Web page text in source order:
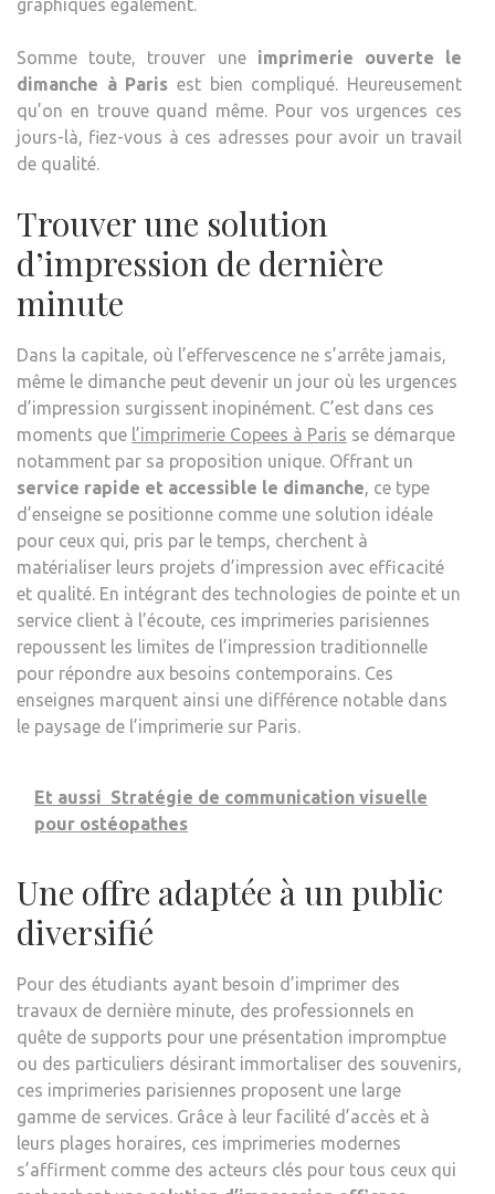
graphiques également.
Somme toute, trouver une imprimerie ouverte le
dimanche à Paris est bien compliqué. Heureusement
qu’on en trouve quand même. Pour vos urgences ces
jours-là, fiez-vous à ces adresses pour avoir un travail
de qualité.
Trouver une solution
d’impression de dernière
minute
Dans la capitale, où l’effervescence ne s’arrête jamais,
même le dimanche peut devenir un jour où les urgences
d’impression surgissent inopinément. C’est dans ces
moments que l’imprimerie Copees à Paris se démarque
notamment par sa proposition unique. Offrant un
service rapide et accessible le dimanche, ce type
d’enseigne se positionne comme une solution idéale
pour ceux qui, pris par le temps, cherchent à
matérialiser leurs projets d’impression avec efficacité
et qualité. En intégrant des technologies de pointe et un
service client à l’écoute, ces imprimeries parisiennes
repoussent les limites de l’impression traditionnelle
pour répondre aux besoins contemporains. Ces
enseignes marquent ainsi une différence notable dans
le paysage de l’imprimerie sur Paris.
Et aussi Stratégie de communication visuelle
pour ostéopathes
Une offre adaptée à un public
diversifié
Pour des étudiants ayant besoin d’imprimer des
travaux de dernière minute, des professionnels en
quête de supports pour une présentation impromptue
ou des particuliers désirant immortaliser des souvenirs,
ces imprimeries parisiennes proposent une large
gamme de services. Grâce à leur facilité d’accès et à
leurs plages horaires, ces imprimeries modernes
s’affirment comme des acteurs clés pour tous ceux qui